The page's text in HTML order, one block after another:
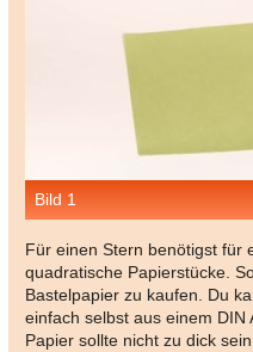
Bild 1
Für einen Stern benötigst für
quadratische Papierstücke.
Bastelpapier zu kaufen. Du
einfach selbst aus einem
Papier sollte nicht zu dick